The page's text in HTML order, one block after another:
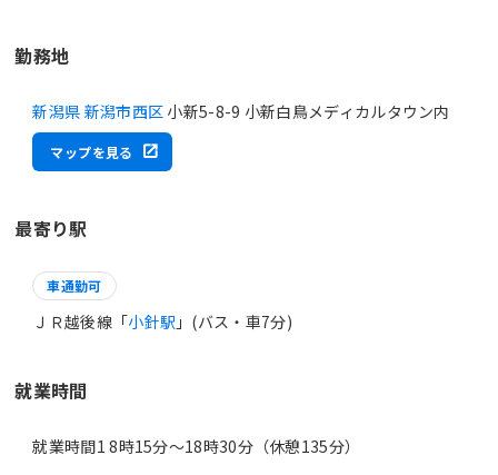
勤務地
新潟県 新潟市西区 小新5-8-9 小新白鳥メディカルタウン内
マップを見る
最寄り駅
車通勤可
ＪＲ越後線「小針駅 」(バス・車7分)
就業時間
就業時間1 8時15分〜18時30分（休憩135分）